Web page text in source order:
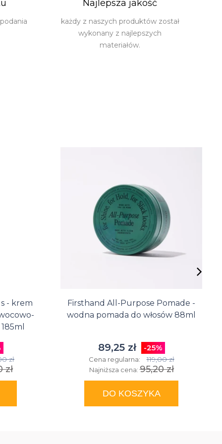
Najlepsza jakość
każdy z naszych produktów został
wykonany z najlepszych
materiałów.
- krem
zł
zł
Firsthand All-Purpose Pomade -
wodna pomada do włosów 88ml
89,25 zł -25%
Cena regularna: 119,00 zł
Najniższa cena:95,20 zł
DO KOSZYKA